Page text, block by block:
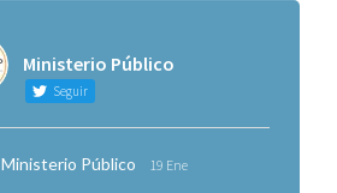
Ministerio Público
Seguir
Ministerio Público 19 Ene